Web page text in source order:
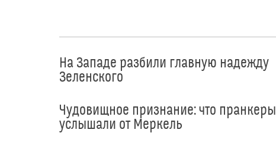
На Западе разбили главную надежду
Зеленского
Чудовищное признание: что пранкеры
услышали от Меркель